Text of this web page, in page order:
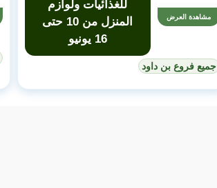
مشاهدة العرض
للغذائيات ولوازم
المنزل من 10 حتى
16 يونيو
جميع فروع بن داود